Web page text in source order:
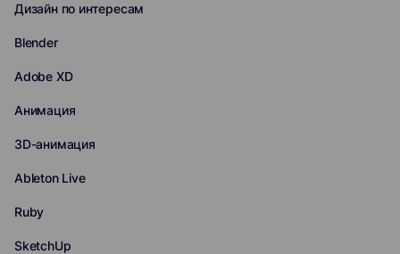
Дизайн по интересам
Blender
Adobe XD
Анимация
3D-анимация
Ableton Live
Ruby
SketchUp